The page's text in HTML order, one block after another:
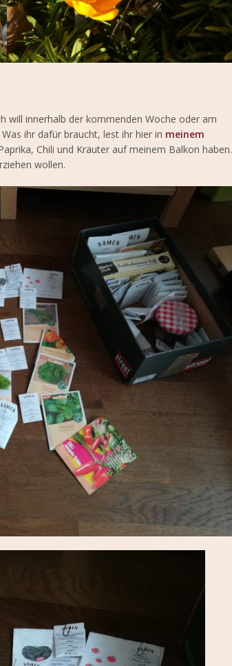
will innerhalb der kommenden Woche oder am
ihr dafür braucht, lest ihr hier in meinem
Chili und Kräuter auf meinem Balkon haben.
wollen.